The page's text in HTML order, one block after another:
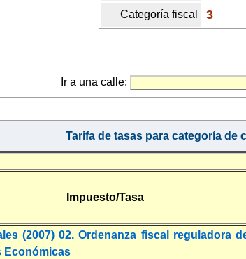
Categoría fiscal 3
Ir a una calle:
Tarifa de tasas para categoría de
Impuesto/Tasa
(2007) 02. Ordenanza fiscal reguladora
Económicas